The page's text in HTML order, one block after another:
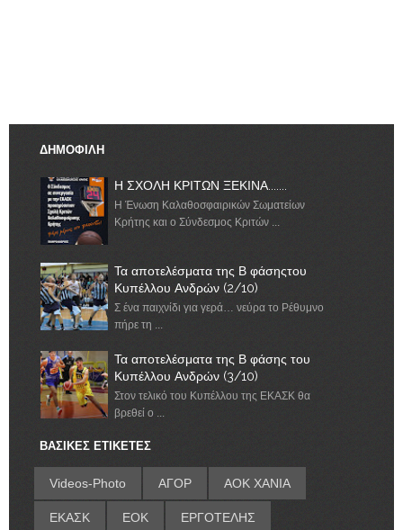
ΔΗΜΟΦΙΛΗ
Η ΣΧΟΛΗ ΚΡΙΤΩΝ ΞΕΚΙΝΑ.......
Η Ένωση Καλαθοσφαιρικών Σωματείων
Κρήτης και ο Σύνδεσμος Κριτών ...
Τα αποτελέσματα της Β φάσηςτου
Κυπέλλου Ανδρών (2/10)
Σ ένα παιχνίδι για γερά… νεύρα το Ρέθυμνο
πήρε τη ...
Τα αποτελέσματα της Β φάσης του
Κυπέλλου Ανδρών (3/10)
Στον τελικό του Κυπέλλου της ΕΚΑΣΚ θα
βρεθεί ο ...
ΒΑΣΙΚΕΣ ΕΤΙΚΕΤΕΣ
Videos-Photo ΑΓΟΡ ΑΟΚ ΧΑΝΙΑ
ΕΚΑΣΚ ΕΟΚ ΕΡΓΟΤΕΛΗΣ